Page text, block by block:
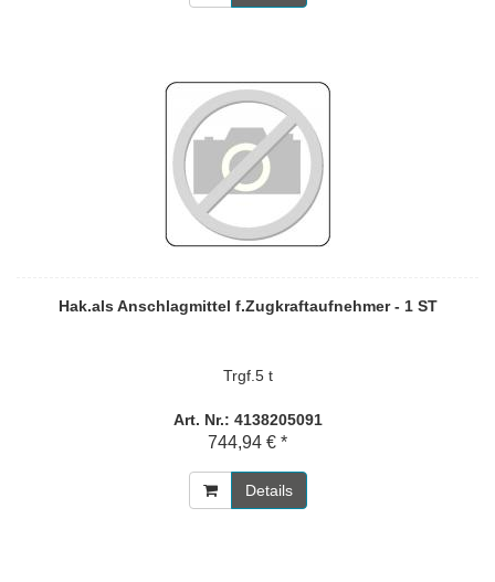
Hak.als Anschlagmittel f.Zugkraftaufnehmer - 1 ST
Trgf.5 t
Art. Nr.: 4138205091
744,94 € *
Details